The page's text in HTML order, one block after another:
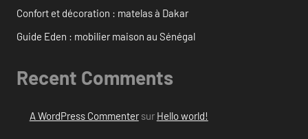
Confort et décoration : matelas à Dakar
Guide Eden : mobilier maison au Sénégal
Recent Comments
A WordPress Commentersur Hello world!